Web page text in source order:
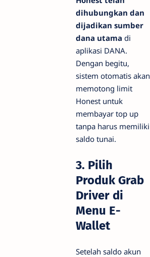
dihubungkan dan
dijadikan sumber
dana utama di
aplikasi DANA.
Dengan begitu,
sistem otomatis akan
memotong limit
Honest untuk
membayar top up
tanpa harus memiliki
saldo tunai.
3. Pilih
Produk Grab
Driver di
Menu E-
Wallet
Setelah saldo akun